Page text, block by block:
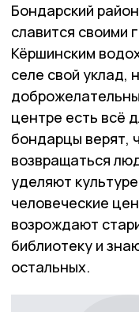
Бондарский
славится своими
Кёршинским
селе свой уклад,
центре есть всё
бондарцы верят,
возвращаться
уделяют
человеческие
возрождают
библиотеку и
остальных.